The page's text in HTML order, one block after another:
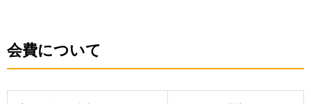
会費について